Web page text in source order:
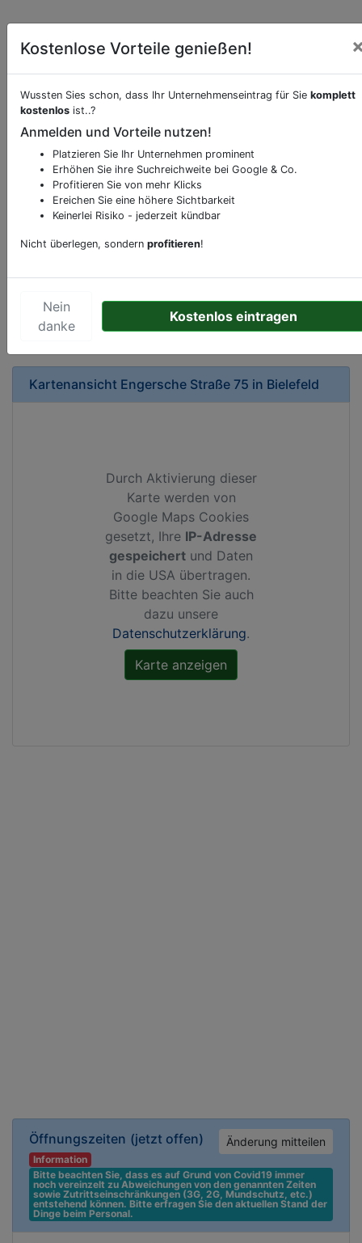
Öffnungszeiten (jetzt offen) Änderung mitteilen
Information
Bitte beachten Sie, dass es auf Grund von Covid19 immer
noch vereinzelt zu Abweichungen von den genannten Zeiten
sowie Zutrittseinschränkungen (3G, 2G, Mundschutz, etc.)
entstehend können. Bitte erfragen Sie den aktuellen Stand der
Dinge beim Personal.
Beschreibung & Services von
Restaurant-Imbiss
Sie möchten eine Beschreibung, Dienstleistung
oder andere relevante Informationen hinzufügen?
Gerne erweitern wir Ihren Firmeneintrag um
Ihren Wettbewerbern abheben.
Kartenansicht Engersche Straße 75 in Bielefeld
Durch Aktivierung dieser
Karte werden von
Google Maps Cookies
gesetzt, Ihre IP-Adresse
gespeichert und Daten
in die USA übertragen.
Bitte beachten Sie auch
dazu unsere
Datenschutzerklärung.
Kostenlose Vorteile genießen!
Wussten Sies schon, dass Ihr Unternehmenseintrag für Sie komplett
kostenlos ist..?
Anmelden und Vorteile nutzen!
Platzieren Sie Ihr Unternehmen prominent
Erhöhen Sie ihre Suchreichweite bei Google & Co.
Profitieren Sie von mehr Klicks
Ereichen Sie eine höhere Sichtbarkeit
Keinerlei Risiko - jederzeit kündbar
Nicht überlegen, sondern profitieren!
Nein
danke
Kostenlos eintragen